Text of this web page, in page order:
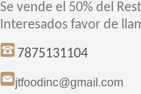
Se vende el 50% del
Interesados favor de
7875131104
jtfoodinc@gmail.com